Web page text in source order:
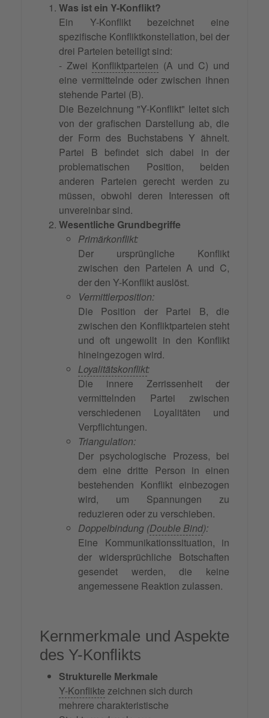
Was ist ein Y-Konflikt?
Ein Y-Konflikt bezeichnet eine
spezifische Konfliktkonstellation, bei der
drei Parteien beteiligt sind:
- Zwei Konfliktparteien (A und C) und
eine vermittelnde oder zwischen ihnen
stehende Partei (B).
Die Bezeichnung "Y-Konflikt" leitet sich
von der grafischen Darstellung ab, die
der Form des Buchstabens Y ähnelt.
Partei B befindet sich dabei in der
problematischen Position, beiden
anderen Parteien gerecht werden zu
müssen, obwohl deren Interessen oft
unvereinbar sind.
Wesentliche Grundbegriffe
Primärkonflikt:
Der ursprüngliche Konflikt
zwischen den Parteien A und C,
der den Y-Konflikt auslöst.
Vermittlerposition:
Die Position der Partei B, die
zwischen den Konfliktparteien steht
und oft ungewollt in den Konflikt
hineingezogen wird.
Loyalitätskonflikt:
Die innere Zerrissenheit der
vermittelnden Partei zwischen
verschiedenen Loyalitäten und
Verpflichtungen.
Triangulation:
Der psychologische Prozess, bei
dem eine dritte Person in einen
bestehenden Konflikt einbezogen
wird, um Spannungen zu
reduzieren oder zu verschieben.
Doppelbindung (Double Bind):
Eine Kommunikationssituation, in
der widersprüchliche Botschaften
gesendet werden, die keine
angemessene Reaktion zulassen.
Kernmerkmale und Aspekte
des Y-Konflikts
Strukturelle Merkmale
Y-Konflikte zeichnen sich durch
mehrere charakteristische